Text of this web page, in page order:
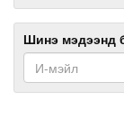
Шинэ мэдээнд